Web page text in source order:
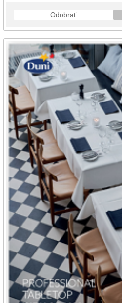
Odobrať